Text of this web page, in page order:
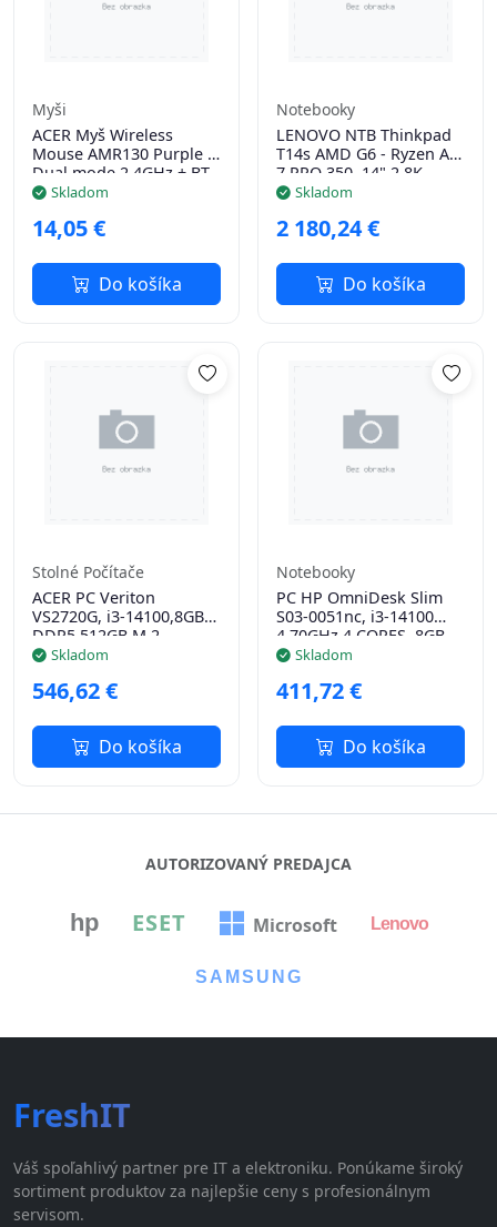
Myši
ACER Myš Wireless
Mouse AMR130 Purple -
Dual mode 2.4GHz + BT
5.2, 4 tlačítka,
Polling rate 125Hz
Skladom
14,05 €
Do košíka
Notebooky
LENOVO NTB Thinkpad
T14s AMD G6 - Ryzen AI
7 PRO 350 ,14" 2.8K
OLEDSkladom
2 180,24 €
Do košíka
Stolné Počítače
ACER PC Veriton
VS2720G, i3-14100,8GB
DDR5,512GB M.2
SSD,Wifi,DVD±RW,USB
Skladom
546,62 €
Do košíka
Notebooky
PC HP OmniDesk Slim
S03-0051nc, i3-14100
4.70GHz 4 CORES, 8GB
DDR5, SSD 512GB,
Skladom
411,72 €
Do košíka
AUTORIZOVANÝ PREDAJCA
hp ESET Microsoft Lenovo
SAMSUNG
FreshIT
Váš spoľahlivý partner pre IT a elektroniku. Ponúkame široký
sortiment produktov za najlepšie ceny s profesionálnym
servisom.